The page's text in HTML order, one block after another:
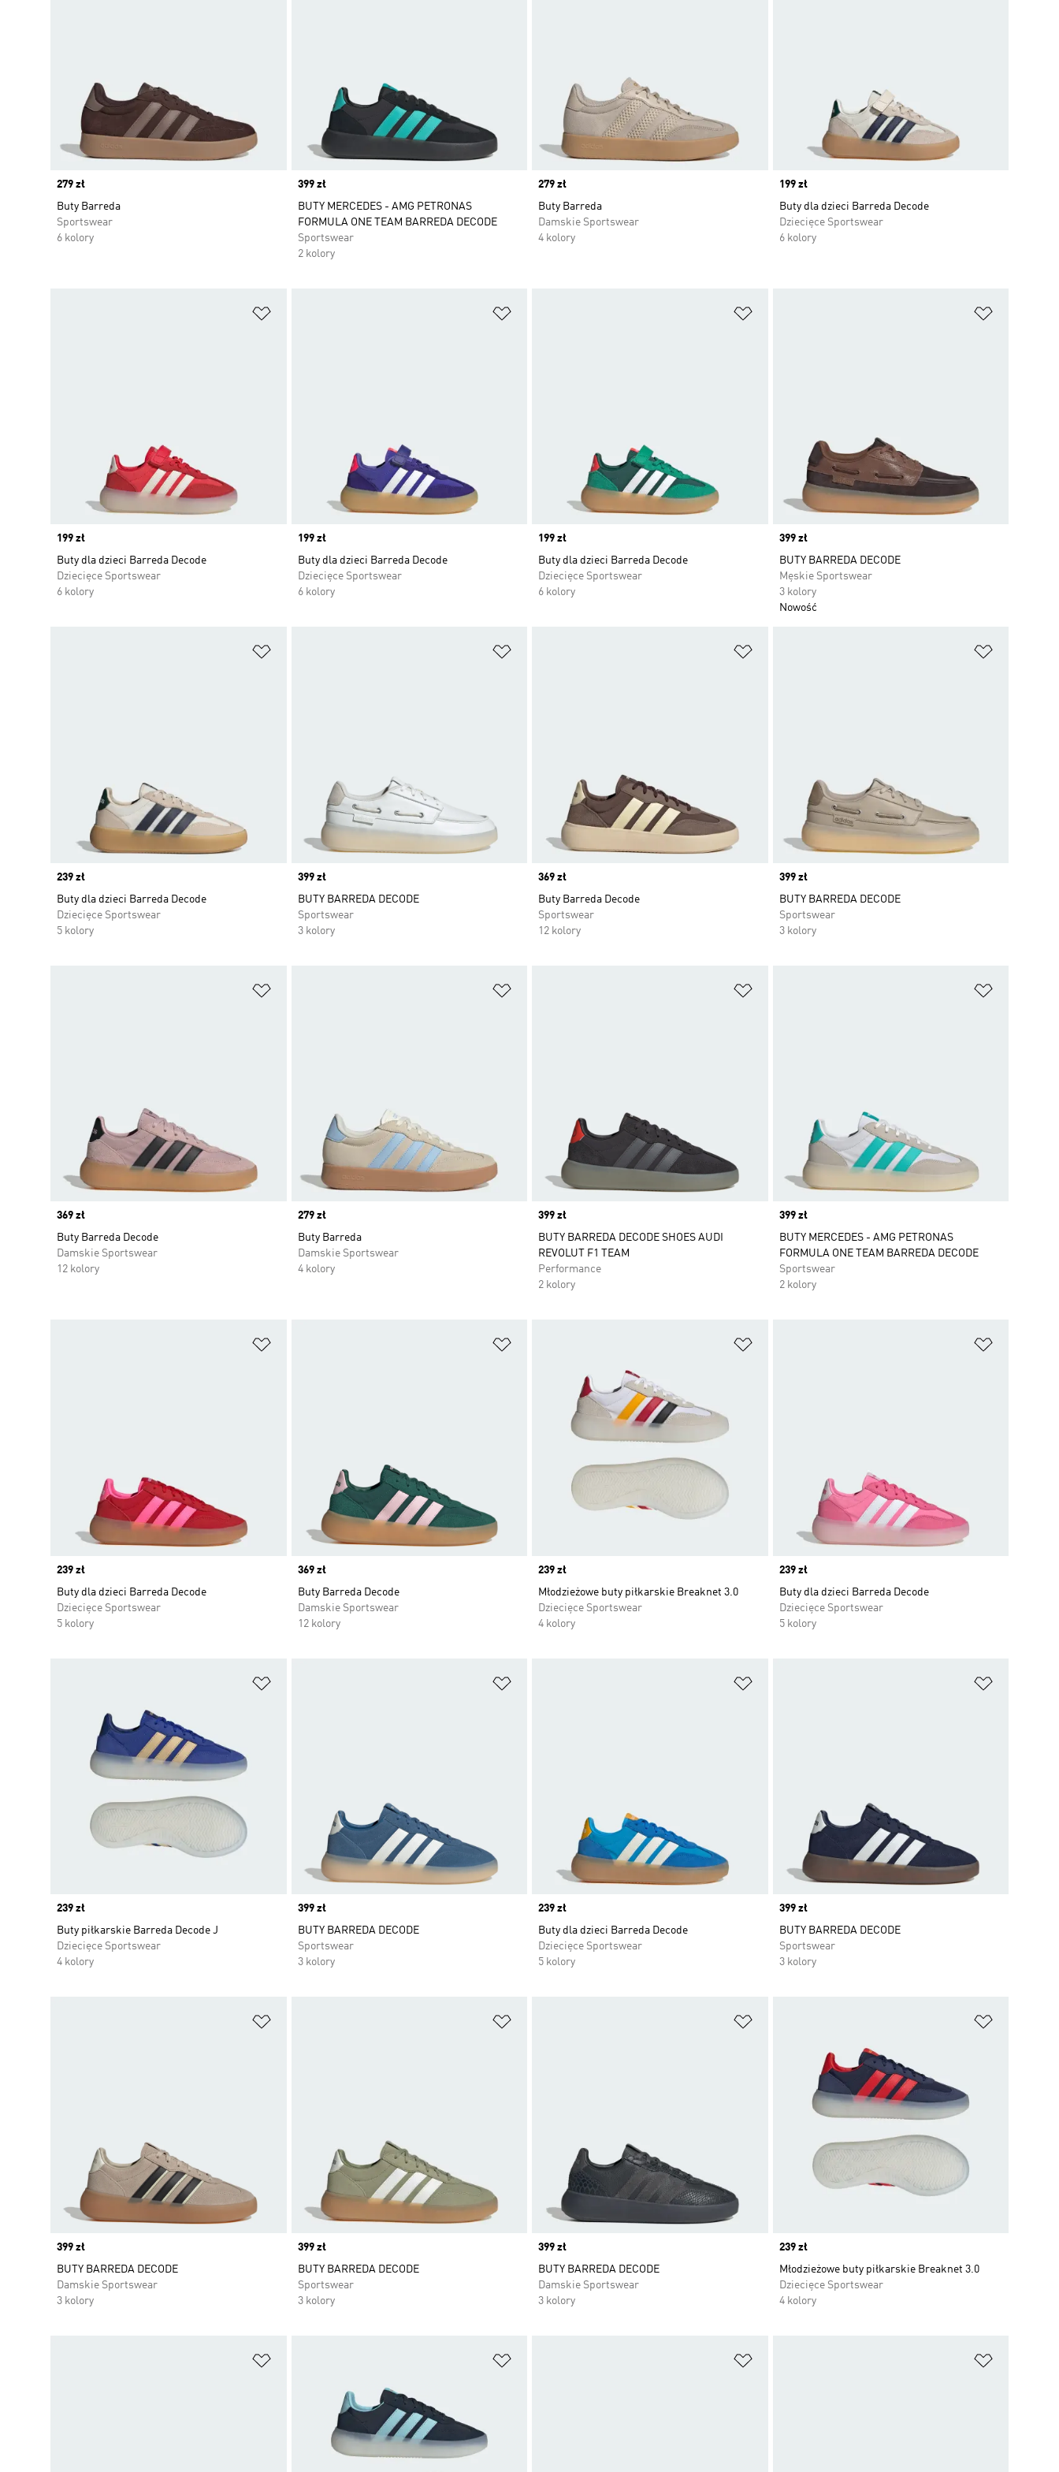
Price
279 zł
Buty Barreda
Sportswear
6 kolory
Price
399 zł
BUTY MERCEDES - AMG PETRONAS
FORMULA ONE TEAM BARREDA DECODE
Sportswear
2 kolory
Price
279 zł
Buty Barreda
Damskie Sportswear
4 kolory
Price
199 zł
Buty dla dzieci Barreda Decode
Dziecięce Sportswear
6 kolory
Price
199 zł
Buty dla dzieci Barreda Decode
Dziecięce Sportswear
6 kolory
Price
199 zł
Buty dla dzieci Barreda Decode
Dziecięce Sportswear
6 kolory
Price
199 zł
Buty dla dzieci Barreda Decode
Dziecięce Sportswear
6 kolory
Price
399 zł
BUTY BARREDA DECODE
Męskie Sportswear
3 kolory
Nowość
Price
239 zł
Buty dla dzieci Barreda Decode
Dziecięce Sportswear
5 kolory
Price
399 zł
BUTY BARREDA DECODE
Sportswear
3 kolory
Price
369 zł
Buty Barreda Decode
Sportswear
12 kolory
Price
399 zł
BUTY BARREDA DECODE
Sportswear
3 kolory
Price
369 zł
Buty Barreda Decode
Damskie Sportswear
12 kolory
Price
279 zł
Buty Barreda
Damskie Sportswear
4 kolory
Price
399 zł
BUTY BARREDA DECODE SHOES AUDI
REVOLUT F1 TEAM
Performance
2 kolory
Price
399 zł
BUTY MERCEDES - AMG PETRONAS
FORMULA ONE TEAM BARREDA DECODE
Sportswear
2 kolory
Price
239 zł
Buty dla dzieci Barreda Decode
Dziecięce Sportswear
5 kolory
Price
369 zł
Buty Barreda Decode
Damskie Sportswear
12 kolory
Price
239 zł
Młodzieżowe buty piłkarskie Breaknet 3.0
Dziecięce Sportswear
4 kolory
Price
239 zł
Buty dla dzieci Barreda Decode
Dziecięce Sportswear
5 kolory
Price
239 zł
Buty piłkarskie Barreda Decode J
Dziecięce Sportswear
4 kolory
Price
399 zł
BUTY BARREDA DECODE
Sportswear
3 kolory
Price
239 zł
Buty dla dzieci Barreda Decode
Dziecięce Sportswear
5 kolory
Price
399 zł
BUTY BARREDA DECODE
Sportswear
3 kolory
Price
399 zł
BUTY BARREDA DECODE
Damskie Sportswear
3 kolory
Price
399 zł
BUTY BARREDA DECODE
Sportswear
3 kolory
Price
399 zł
BUTY BARREDA DECODE
Damskie Sportswear
3 kolory
Price
239 zł
Młodzieżowe buty piłkarskie Breaknet 3.0
Dziecięce Sportswear
4 kolory